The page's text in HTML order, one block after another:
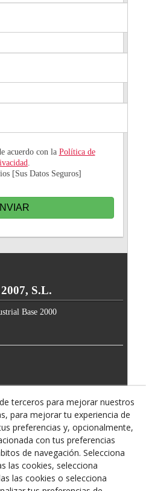
acuerdo con la Política de
[Sus Datos Seguros]
S.L.
Base 2000
terceros para mejorar nuestros
para mejorar tu experiencia de
preferencias y, opcionalmente,
con tus preferencias
de navegación. Selecciona
las cookies, selecciona
las cookies o selecciona